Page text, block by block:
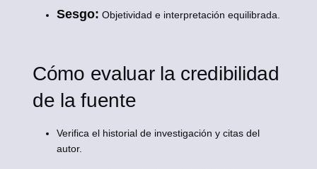
Sesgo: Objetividad e interpretación equilibrada.
Cómo evaluar la credibilidad
de la fuente
Verifica el historial de investigación y citas del
autor.